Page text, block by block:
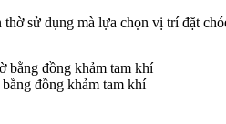
sử dụng mà lựa chọn vị trí đặt
đồng khảm tam khí